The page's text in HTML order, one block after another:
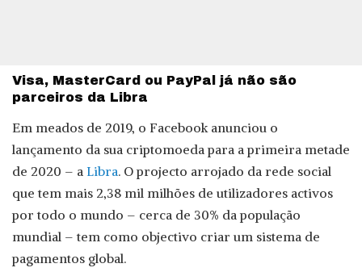
Visa, MasterCard ou PayPal já não são
parceiros da Libra
Em meados de 2019, o Facebook anunciou o
lançamento da sua criptomoeda para a primeira metade
de 2020 – a Libra. O projecto arrojado da rede social
que tem mais 2,38 mil milhões de utilizadores activos
por todo o mundo – cerca de 30% da população
mundial – tem como objectivo criar um sistema de
pagamentos global.